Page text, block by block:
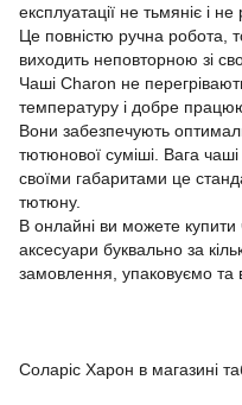
експлуатації не тьмяніє і не
Це повністю ручна робота,
виходить неповторною зі
Чаші Charon не
температуру і добре
Вони забезпечують
тютюнової суміші. Вага
своїми габаритами це
тютюну.
В онлайні ви можете
аксесуари буквально за
замовлення, упаковуємо та
Соларіс Харон в магазині